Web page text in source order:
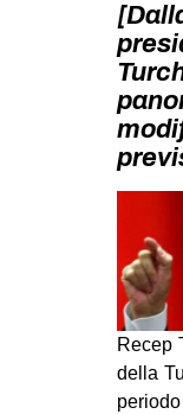
Recep
della